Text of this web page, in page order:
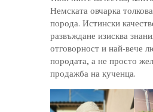
Немската овчарка
порода. Истински
развъждане изисква
отговорност и най-вече
породата, а не просто
продажба на кученца.